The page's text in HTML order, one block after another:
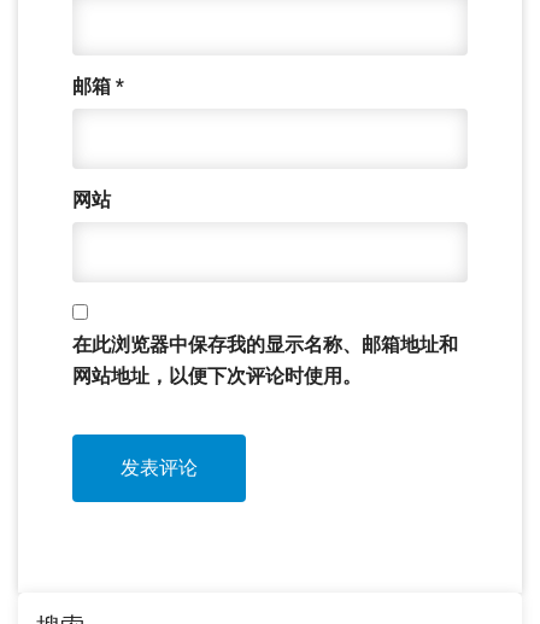
邮箱 *
网站
在此浏览器中保存我的显示名称、邮箱地址和
网站地址，以便下次评论时使用。